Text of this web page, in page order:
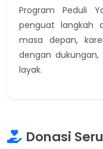
Program Peduli
penguat langkah
masa depan,
dengan
layak.
Donasi